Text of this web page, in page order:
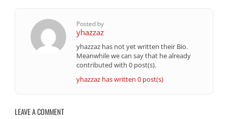
Posted by
yhazzaz
yhazzaz has not yet written their Bio.
Meanwhile we can say that he already
contributed with 0 post(s).
yhazzaz has written 0 post(s)
LEAVE A COMMENT